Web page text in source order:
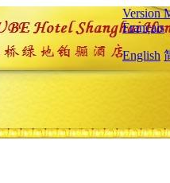
Version
Français
English